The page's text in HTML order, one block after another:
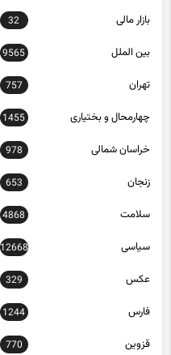
بین الملل 9565
تهران 757
چهارمحال و بختیاری 1455
خراسان شمالی 978
زنجان 653
سلامت 4868
سیاسی 12668
عکس 329
فارس 1244
قزوین 770